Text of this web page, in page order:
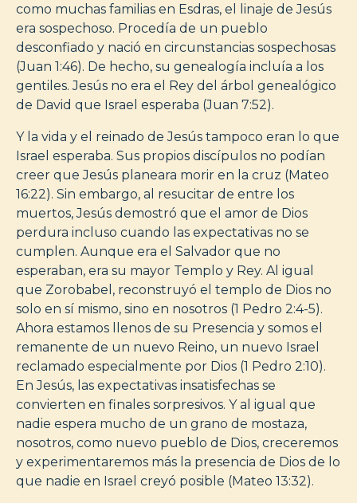
como muchas familias en Esdras, el linaje de Jesús
era sospechoso. Procedía de un pueblo
desconfiado y nació en circunstancias sospechosas
(Juan 1:46). De hecho, su genealogía incluía a los
gentiles. Jesús no era el Rey del árbol genealógico
de David que Israel esperaba (Juan 7:52).
Y la vida y el reinado de Jesús tampoco eran lo que
Israel esperaba. Sus propios discípulos no podían
creer que Jesús planeara morir en la cruz (Mateo
16:22). Sin embargo, al resucitar de entre los
muertos, Jesús demostró que el amor de Dios
perdura incluso cuando las expectativas no se
cumplen. Aunque era el Salvador que no
esperaban, era su mayor Templo y Rey. Al igual
que Zorobabel, reconstruyó el templo de Dios no
solo en sí mismo, sino en nosotros (1 Pedro 2:4-5).
Ahora estamos llenos de su Presencia y somos el
remanente de un nuevo Reino, un nuevo Israel
reclamado especialmente por Dios (1 Pedro 2:10).
En Jesús, las expectativas insatisfechas se
convierten en finales sorpresivos. Y al igual que
nadie espera mucho de un grano de mostaza,
nosotros, como nuevo pueblo de Dios, creceremos
y experimentaremos más la presencia de Dios de lo
que nadie en Israel creyó posible (Mateo 13:32).